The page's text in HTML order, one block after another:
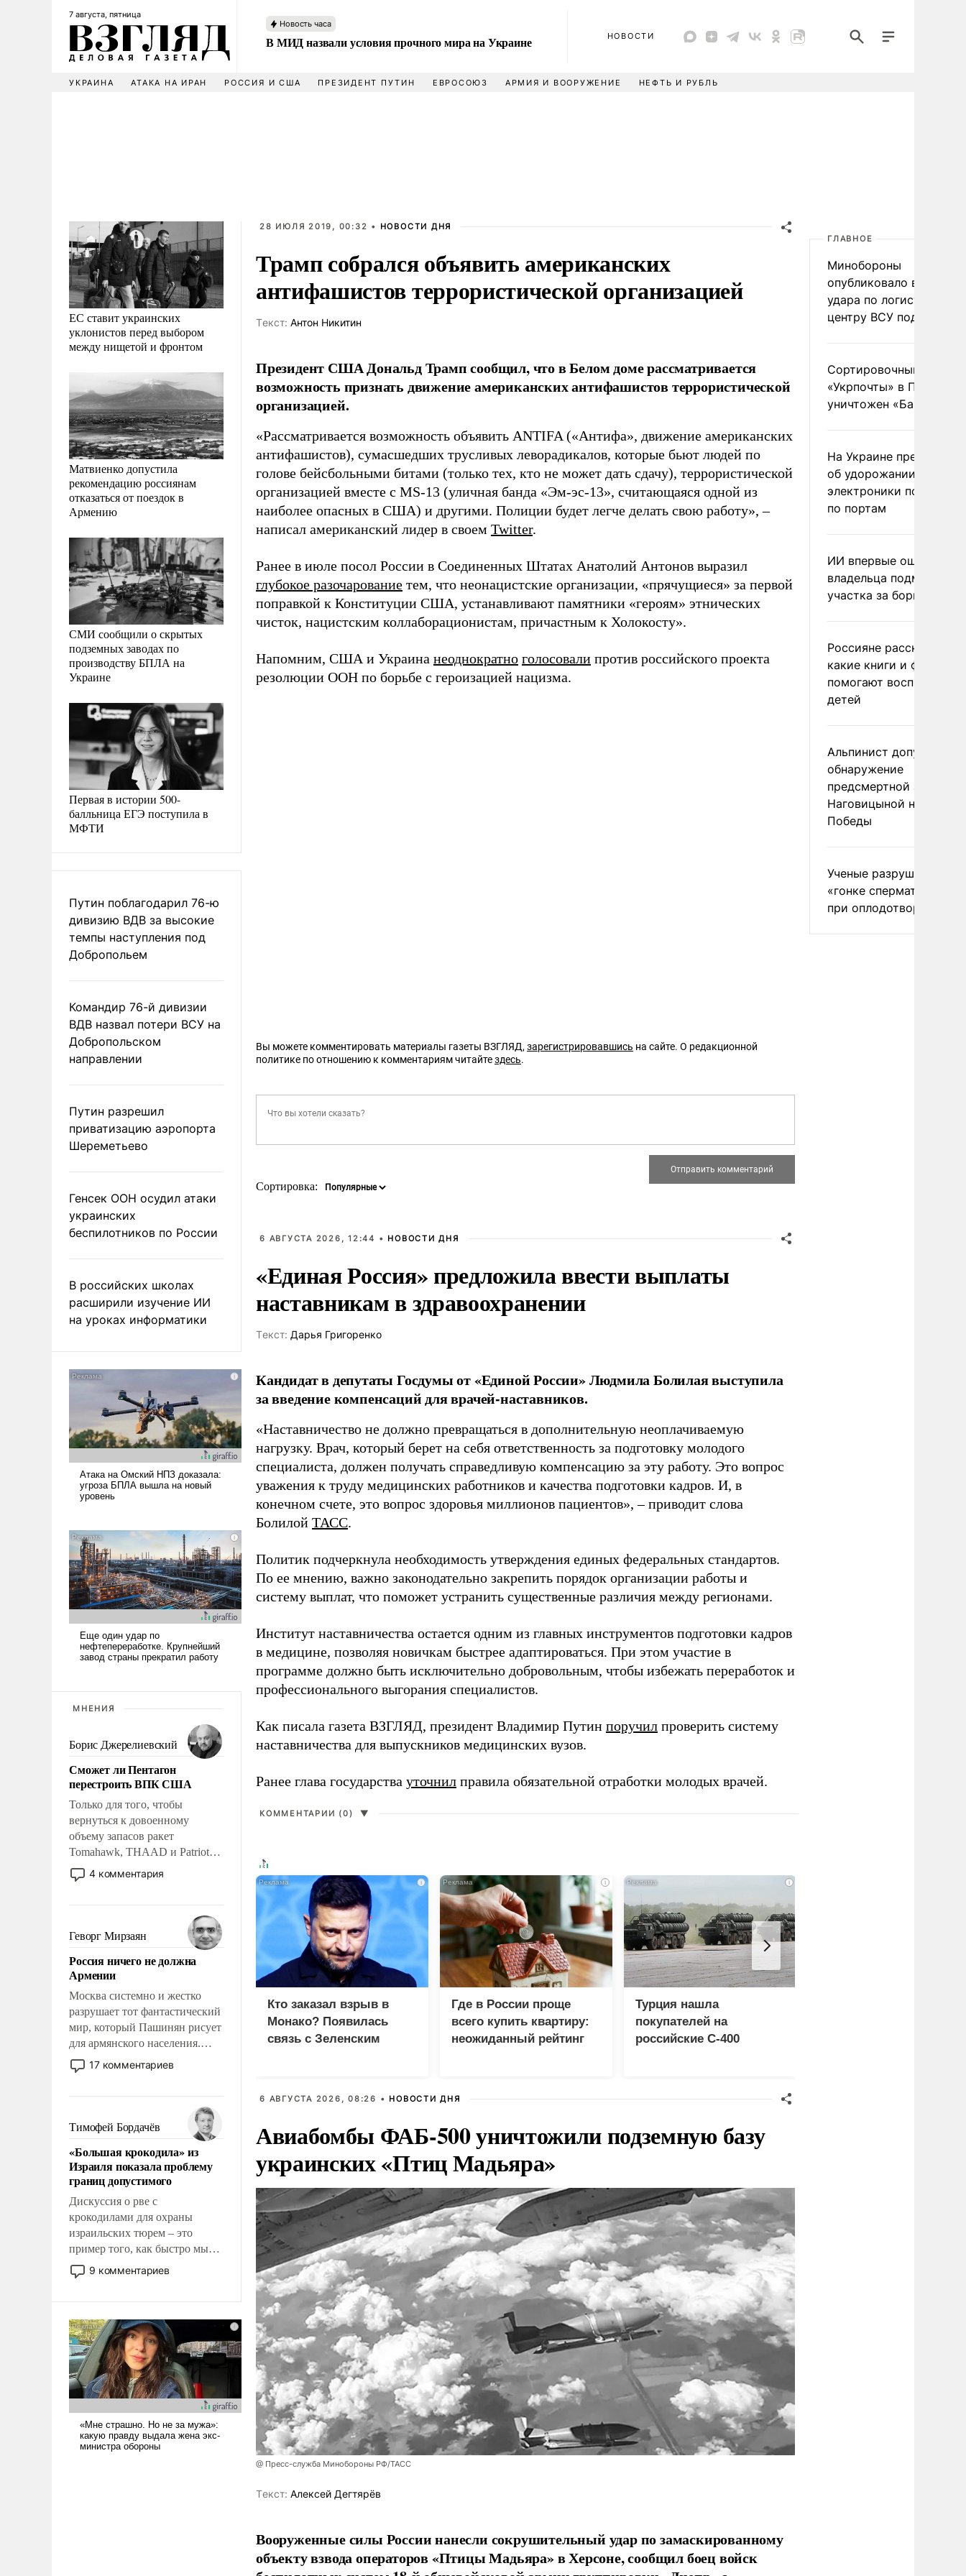
7 августа, пятница
Новость часа
В МИД назвали условия прочного мира на Украине НОВОСТИ
УКРАИНА АТАКА НА ИРАН РОССИЯ И США ПРЕЗИДЕНТ ПУТИН ЕВРОСОЮЗ АРМИЯ И ВООРУЖЕНИЕ НЕФТЬ И РУБЛЬ
ЕС ставит украинских
уклонистов перед выбором
между нищетой и фронтом
Матвиенко допустила
рекомендацию россиянам
отказаться от поездок в
Армению
СМИ сообщили о скрытых
подземных заводах по
производству БПЛА на
Украине
Первая в истории 500-
балльница ЕГЭ поступила в
МФТИ
Путин поблагодарил 76-ю
дивизию ВДВ за высокие
темпы наступления под
Добропольем
Командир 76-й дивизии
ВДВ назвал потери ВСУ на
Добропольском
направлении
Путин разрешил
приватизацию аэропорта
Шереметьево
Генсек ООН осудил атаки
украинских
беспилотников по России
В российских школах
расширили изучение ИИ
на уроках информатики
МНЕНИЯ
Борис Джерелиевский
Сможет ли Пентагон
перестроить ВПК США
Только для того, чтобы
вернуться к довоенному
объему запасов ракет
Tomahawk, THAAD и Patriot
США потребуется более трех
лет. Даже небольшая война с
Сложившаяся ситуация
означает многолетний период
уязвимости США, например,
перед Китаем.
4 комментария
Геворг Мирзаян
Россия ничего не должна
Армении
Москва системно и жестко
разрушает тот фантастический
мир, который Пашинян рисует
для армянского населения.
Мир, где политические
прожекты будут безусловно
налогоплательщиков и где
Еревану за свои поступки не
нужно отвечать.
17 комментариев
Тимофей Бордачёв
«Большая крокодила» из
Израиля показала проблему
границ допустимого
Дискуссия о рве с
крокодилами для охраны
израильских тюрем – это
пример того, как быстро мы
двигаемся по пути
революционных изменений.
псевдонаучной фантастики,
стало всерьез обсуждаемой
идеей.
9 комментариев
28 ИЮЛЯ 2019, 00:32 • НОВОСТИ ДНЯ
Трамп собрался объявить американских
антифашистов террористической организацией
Tекст: Антон Никитин
Президент США Дональд Трамп сообщил, что в Белом доме рассматривается
возможность признать движение американских антифашистов террористической
организацией.
«Рассматривается возможность объявить ANTIFA («Антифа», движение американских
антифашистов), сумасшедших трусливых леворадикалов, которые бьют людей по
голове бейсбольными битами (только тех, кто не может дать сдачу), террористической
организацией вместе с MS-13 (уличная банда «Эм-эс-13», считающаяся одной из
наиболее опасных в США) и другими. Полиции будет легче делать свою работу», –
написал американский лидер в своем Twitter.
Ранее в июле посол России в Соединенных Штатах Анатолий Антонов выразил
глубокое разочарование тем, что неонацистские организации, «прячущиеся» за первой
поправкой к Конституции США, устанавливают памятники «героям» этнических
чисток, нацистским коллаборационистам, причастным к Холокосту».
Напомним, США и Украина неоднократно голосовали против российского проекта
резолюции ООН по борьбе с героизацией нацизма.
Вы можете комментировать материалы газеты ВЗГЛЯД, зарегистрировавшись на сайте. О редакционной
политике по отношению к комментариям читайтездесь.
Сортировка:
6 АВГУСТА 2026, 12:44 • НОВОСТИ ДНЯ
«Единая Россия» предложила ввести выплаты
наставникам в здравоохранении
Tекст: Дарья Григоренко
Кандидат в депутаты Госдумы от «Единой России» Людмила Болилая выступила
за введение компенсаций для врачей-наставников.
«Наставничество не должно превращаться в дополнительную неоплачиваемую
нагрузку. Врач, который берет на себя ответственность за подготовку молодого
специалиста, должен получать справедливую компенсацию за эту работу. Это вопрос
уважения к труду медицинских работников и качества подготовки кадров. И, в
конечном счете, это вопрос здоровья миллионов пациентов», – приводит слова
Болилой ТАСС.
Политик подчеркнула необходимость утверждения единых федеральных стандартов.
По ее мнению, важно законодательно закрепить порядок организации работы и
систему выплат, что поможет устранить существенные различия между регионами.
Институт наставничества остается одним из главных инструментов подготовки кадров
в медицине, позволяя новичкам быстрее адаптироваться. При этом участие в
программе должно быть исключительно добровольным, чтобы избежать переработок и
профессионального выгорания специалистов.
Как писала газета ВЗГЛЯД, президент Владимир Путин поручил проверить систему
наставничества для выпускников медицинских вузов.
Ранее глава государства уточнил правила обязательной отработки молодых врачей.
КОММЕНТАРИИ (0) ▼
i
Кто заказал взрыв в
Монако? Появилась
связь с Зеленским
i
Где в России проще
всего купить квартиру:
неожиданный рейтинг
i
Турция нашла
покупателей на
российские C-400
6 АВГУСТА 2026, 08:26 • НОВОСТИ ДНЯ
Авиабомбы ФАБ-500 уничтожили подземную базу
украинских «Птиц Мадьяра»
@ Пресс-служба Минобороны РФ/ТАСС
Tекст: Алексей Дегтярёв
Вооруженные силы России нанесли сокрушительный удар по замаскированному
объекту взвода операторов «Птицы Мадьяра» в Херсоне, сообщил боец войск
ГЛАВНОЕ
Минобороны
опубликовало видео
удара по
центру ВСУ под Киевом
Сортировочный пункт
«Укрпочты» в
уничтожен
На Украине
об удорожании
электроники после
по портам
ИИ впервые
владельца
участка за борщевик
Россияне рассказали,
какие книги и фильмы
помогают воспитывать
детей
Альпинист допустил
обнаружение
предсмертной записки
Наговицыной на пике
Победы
Ученые разрушили миф
«гонке
при оплодотворении